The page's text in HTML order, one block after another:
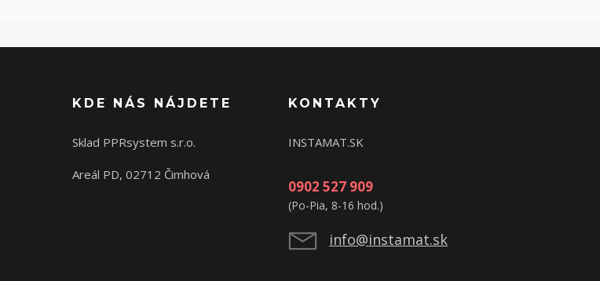
KDE NÁS NÁJDETE
Sklad PPRsystem s.r.o.
Areál PD, 02712 Čimhová
KONTAKTY
INSTAMAT.SK
0902 527 909
(Po-Pia, 8-16 hod.)
info@instamat.sk